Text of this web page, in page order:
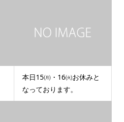
本日15㈪・16㈫お休みと
なっております。